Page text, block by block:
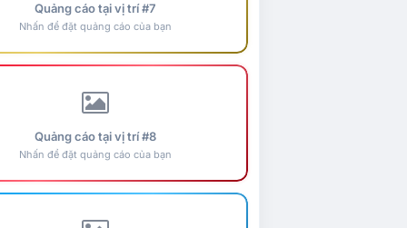
Quảng cáo tại vị trí #7
Nhấn để đặt quảng cáo của bạn
Quảng cáo tại vị trí #8
Nhấn để đặt quảng cáo của bạn